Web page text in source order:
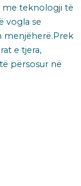
teknologji të
vogla se
menjëherë.Prek
e tjera,
përsosur në